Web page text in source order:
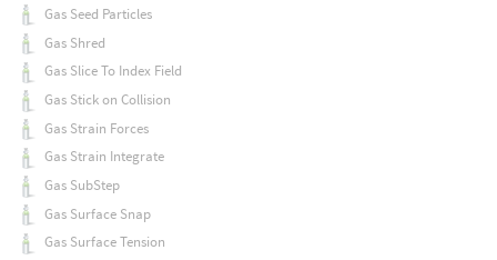
Gas Seed Particles
Gas Shred
Gas Slice To Index Field
Gas Stick on Collision
Gas Strain Forces
Gas Strain Integrate
Gas SubStep
Gas Surface Snap
Gas Surface Tension